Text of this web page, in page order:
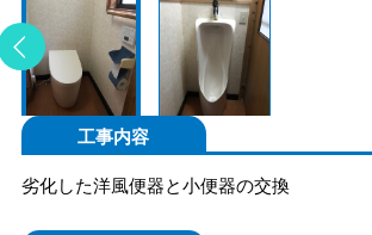
工事内容
劣化した洋風便器と小便器の交換